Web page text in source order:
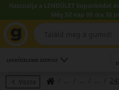
Használja a LENDÜLET kuponkódot
Még 52 nap 08 óra 38
LEGKÖZELEBBI SZERVIZ
Vissza